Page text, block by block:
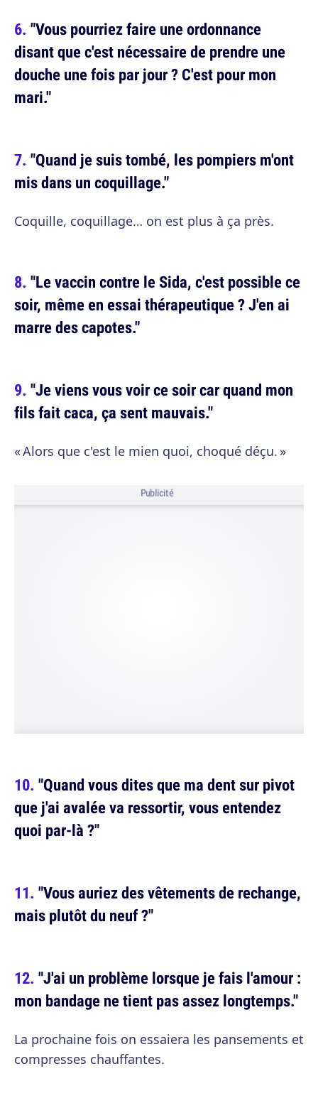
"Vous pourriez faire une ordonnance
disant que c'est nécessaire de prendre une
douche une fois par jour ? C'est pour mon
mari."
"Quand je suis tombé, les pompiers m'ont
mis dans un coquillage."
Coquille, coquillage… on est plus à ça près.
"Le vaccin contre le Sida, c'est possible ce
soir, même en essai thérapeutique ? J'en ai
marre des capotes."
"Je viens vous voir ce soir car quand mon
fils fait caca, ça sent mauvais."
« Alors que c'est le mien quoi, choqué déçu. »
Publicité
"Quand vous dites que ma dent sur pivot
que j'ai avalée va ressortir, vous entendez
quoi par-là ?"
"Vous auriez des vêtements de rechange,
mais plutôt du neuf ?"
"J'ai un problème lorsque je fais l'amour :
mon bandage ne tient pas assez longtemps."
La prochaine fois on essaiera les pansements et
compresses chauffantes.